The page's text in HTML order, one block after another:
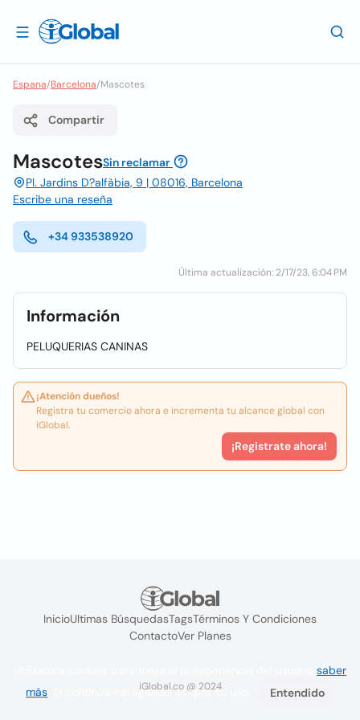
Espana/Barcelona/Mascotes
Compartir
MascotesSin reclamar
Pl. Jardins D?alfàbia, 9 | 08016, Barcelona
Escribe una reseña
+34 933538920
Última actualización: 2/17/23, 6:04 PM
Información
PELUQUERIAS CANINAS
¡Atención dueños!
Registra tu comercio ahora e incrementa tu alcance global con
iGlobal.
¡Registrate ahora!
InicioUltimas BúsquedasTagsTérminos Y Condiciones
ContactoVer Planes
iGlobal.co @ 2024
saber
más . Si continúa navegando acepta su uso. Entendido